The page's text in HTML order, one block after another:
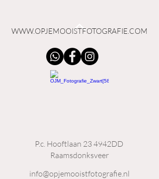
WWW.OPJEMOOISTFOTOGRAFIE.COM
P.c. Hooftlaan 23 4942DD
Raamsdonksveer
info@opjemooistfotografie.nl